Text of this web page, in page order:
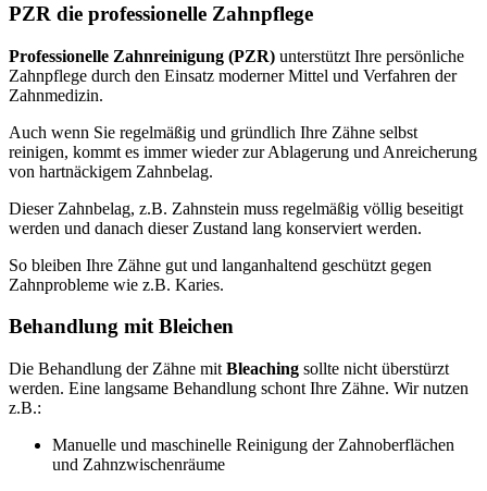
PZR die professionelle Zahnpflege
Professionelle Zahnreinigung (PZR) unterstützt Ihre persönliche
Zahnpflege durch den Einsatz moderner Mittel und Verfahren der
Zahnmedizin.
Auch wenn Sie regelmäßig und gründlich Ihre Zähne selbst
reinigen, kommt es immer wieder zur Ablagerung und Anreicherung
von hartnäckigem Zahnbelag.
Dieser Zahnbelag, z.B. Zahnstein muss regelmäßig völlig beseitigt
werden und danach dieser Zustand lang konserviert werden.
So bleiben Ihre Zähne gut und langanhaltend geschützt gegen
Zahnprobleme wie z.B. Karies.
Behandlung mit Bleichen
Die Behandlung der Zähne mit Bleaching sollte nicht überstürzt
werden. Eine langsame Behandlung schont Ihre Zähne. Wir nutzen
z.B.:
Manuelle und maschinelle Reinigung der Zahnoberflächen
und Zahnzwischenräume